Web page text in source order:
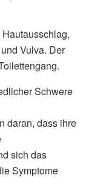
Vulva. Der
Schwere
daran, dass ihre
sich das
Symptome